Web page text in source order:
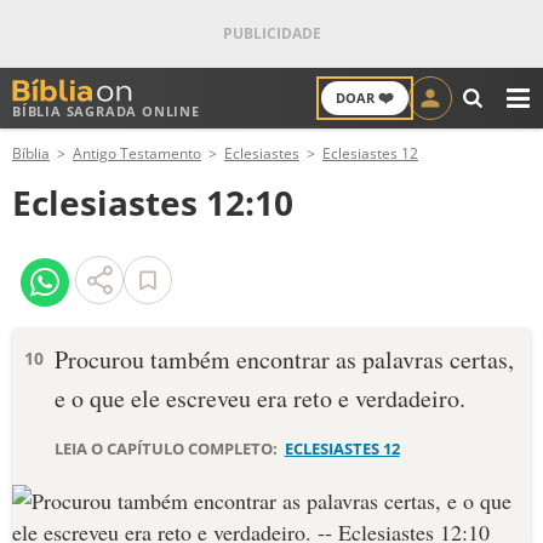
BÍBLIA SAGRADA ONLINE
DOAR ❤️
ANTIGO TESTAMENTO
NOVO TESTAMENTO
VERSÍCULOS
PALAVRA DO DIA
DEVOCIONAL DIÁRIO
Bíblia Antigo Testamento Eclesiastes Eclesiastes 12
Eclesiastes 12:10
10 Pro­curou também encontrar as palavras certas,
e o que ele escreveu era reto e verdadeiro.
LEIA O CAPÍTULO COMPLETO: ECLESIASTES 12